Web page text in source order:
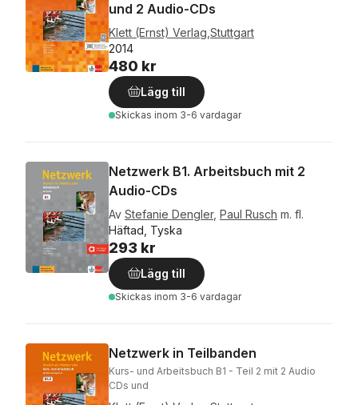
und 2 Audio-CDs
Klett (Ernst) Verlag,Stuttgart
2014
480 kr
Lägg till
Skickas inom 3-6 vardagar
Netzwerk B1. Arbeitsbuch mit 2
Audio-CDs
Av Stefanie Dengler, Paul Rusch m. fl.
Häftad, Tyska
293 kr
Lägg till
Skickas inom 3-6 vardagar
Netzwerk in Teilbanden
Kurs- und Arbeitsbuch B1 - Teil 2 mit 2 Audio
CDs und